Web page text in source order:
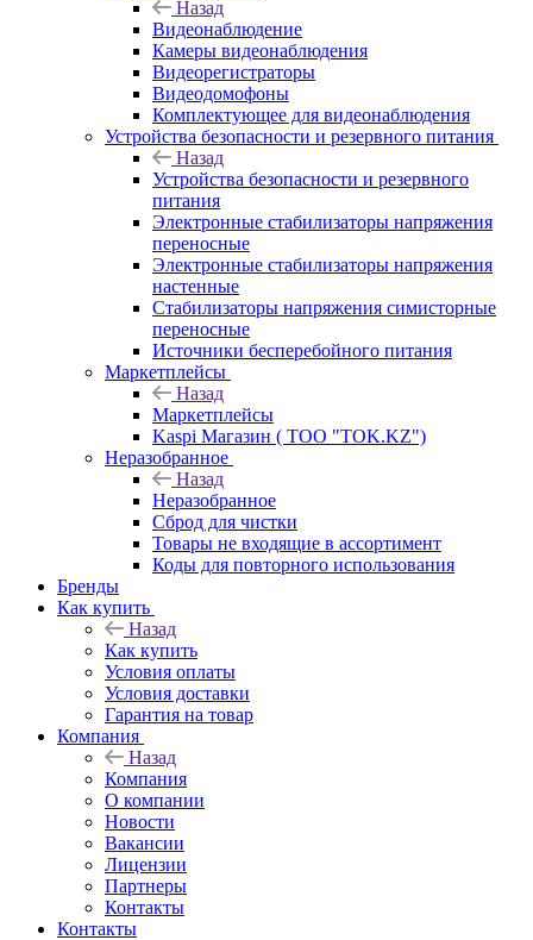
Назад
Видеонаблюдение
Камеры видеонаблюдения
Видеорегистраторы
Видеодомофоны
Комплектующее для видеонаблюдения
Устройства безопасности и резервного питания
Назад
Устройства безопасности и резервного
питания
Электронные стабилизаторы напряжения
переносные
Электронные стабилизаторы напряжения
настенные
Стабилизаторы напряжения симисторные
переносные
Источники бесперебойного питания
Маркетплейсы
Назад
Маркетплейсы
Kaspi Магазин ( ТОО "TOK.KZ")
Неразобранное
Назад
Неразобранное
Сброд для чистки
Товары не входящие в ассортимент
Коды для повторного использования
Бренды
Как купить
Назад
Как купить
Условия оплаты
Условия доставки
Гарантия на товар
Компания
Назад
Компания
О компании
Новости
Вакансии
Лицензии
Партнеры
Контакты
Контакты